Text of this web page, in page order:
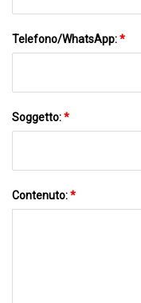
Telefono/WhatsApp:*
Soggetto:*
Contenuto:*